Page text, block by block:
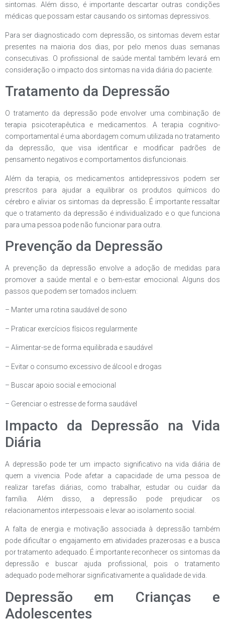
sintomas. Além disso, é importante descartar outras condições
médicas que possam estar causando os sintomas depressivos.
Para ser diagnosticado com depressão, os sintomas devem estar
presentes na maioria dos dias, por pelo menos duas semanas
consecutivas. O profissional de saúde mental também levará em
consideração o impacto dos sintomas na vida diária do paciente.
Tratamento da Depressão
O tratamento da depressão pode envolver uma combinação de
terapia psicoterapêutica e medicamentos. A terapia cognitivo-
comportamental é uma abordagem comum utilizada no tratamento
da depressão, que visa identificar e modificar padrões de
pensamento negativos e comportamentos disfuncionais.
Além da terapia, os medicamentos antidepressivos podem ser
prescritos para ajudar a equilibrar os produtos químicos do
cérebro e aliviar os sintomas da depressão. É importante ressaltar
que o tratamento da depressão é individualizado e o que funciona
para uma pessoa pode não funcionar para outra.
Prevenção da Depressão
A prevenção da depressão envolve a adoção de medidas para
promover a saúde mental e o bem-estar emocional. Alguns dos
passos que podem ser tomados incluem:
– Manter uma rotina saudável de sono
– Praticar exercícios físicos regularmente
– Alimentar-se de forma equilibrada e saudável
– Evitar o consumo excessivo de álcool e drogas
– Buscar apoio social e emocional
– Gerenciar o estresse de forma saudável
Impacto da Depressão na Vida
Diária
A depressão pode ter um impacto significativo na vida diária de
quem a vivencia. Pode afetar a capacidade de uma pessoa de
realizar tarefas diárias, como trabalhar, estudar ou cuidar da
família. Além disso, a depressão pode prejudicar os
relacionamentos interpessoais e levar ao isolamento social.
A falta de energia e motivação associada à depressão também
pode dificultar o engajamento em atividades prazerosas e a busca
por tratamento adequado. É importante reconhecer os sintomas da
depressão e buscar ajuda profissional, pois o tratamento
adequado pode melhorar significativamente a qualidade de vida.
Depressão em Crianças e
Adolescentes